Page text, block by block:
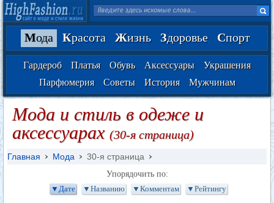
Мода Красота Жизнь Здоровье Спорт
Гардероб Платья Обувь Аксессуары
Украшения
Парфюмерия
Советы История Мужчинам
Мода и стиль в одеже и
аксессуарах (30-я страница)
Главная Мода 30-я страница
Упорядочить по:
▼Дате
▼Названию ▼Комментам ▼Рейтингу